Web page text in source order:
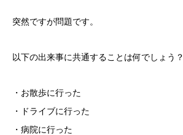
突然ですが問題です。
以下の出来事に共通することは何でしょう？
・お散歩に行った
・ドライブに行った
・病院に行った